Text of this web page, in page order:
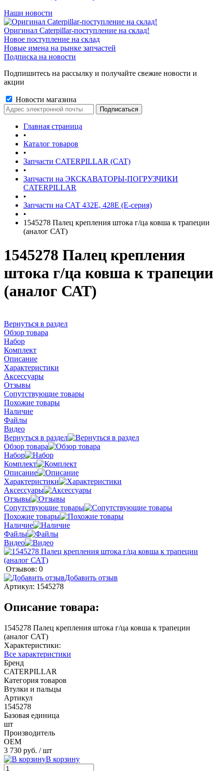
Наши новости
Оригинал Caterpillar-поступление на склад!
Новое поступление на склад
Новые имена на рынке запчастей
Подписка на новости
Подпишитесь на рассылку и получайте свежие новости и
акции
Новости магазина
Главная страница
•
Каталог товаров
•
Запчасти CATERPILLAR (CAT)
•
Запчасти на ЭКСКАВАТОРЫ-ПОГРУЗЧИКИ
CATERPILLAR
•
Запчасти на САТ 432E, 428E (E-серия)
•
1545278 Палец крепления штока г/ца ковша к трапеции
(аналог САТ)
1545278 Палец крепления
штока г/ца ковша к трапеции
(аналог САТ)
Вернуться в раздел
Обзор товара
Набор
Комплект
Описание
Характеристики
Аксессуары
Отзывы
Сопутствующие товары
Похожие товары
Наличие
Файлы
Видео
Вернуться в раздел
Обзор товара
Набор
Комплект
Описание
Характеристики
Аксессуары
Отзывы
Сопутствующие товары
Похожие товары
Наличие
Файлы
Видео
Отзывов: 0
Добавить отзыв
Артикул: 1545278
Описание товара:
1545278 Палец крепления штока г/ца ковша к трапеции
(аналог САТ)
Характеристики:
Все характеристики
Бренд
CATERPILLAR
Категория товаров
Втулки и пальцы
Артикул
1545278
Базовая единица
шт
Производитель
OEM
3 730 руб. / шт
В корзину